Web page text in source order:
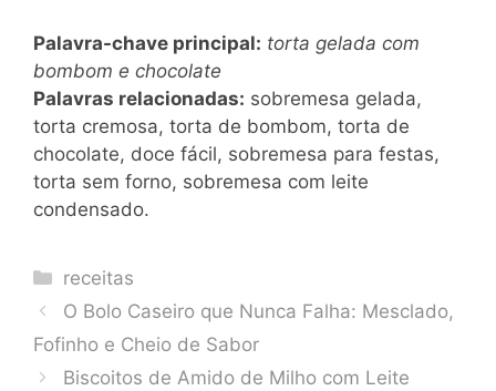
Palavra-chave principal: torta gelada com
bombom e chocolate
Palavras relacionadas: sobremesa gelada,
torta cremosa, torta de bombom, torta de
chocolate, doce fácil, sobremesa para festas,
torta sem forno, sobremesa com leite
condensado.
Categories
receitas
O Bolo Caseiro que Nunca Falha: Mesclado,
Fofinho e Cheio de Sabor
Biscoitos de Amido de Milho com Leite